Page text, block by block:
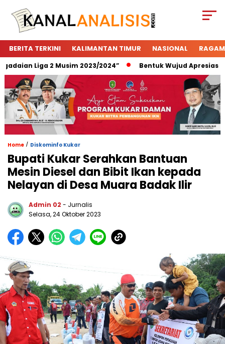
BERITA TERKINI KALIMANTAN TIMUR NASIONAL RAGAM
Liga 2 Musim 2023/2024” Bentuk Wujud Apresiasi
Home / Diskominfo Kukar
Bupati Kukar Serahkan Bantuan
Mesin Diesel dan Bibit Ikan kepada
Nelayan di Desa Muara Badak Ilir
Admin 02 - Jurnalis
Selasa, 24 Oktober 2023